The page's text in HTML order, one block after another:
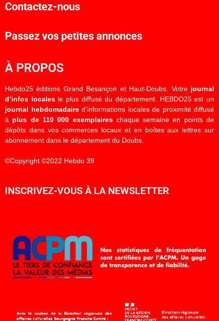
Contactez-nous
Passez vos petites annonces
À PROPOS
Hebdo25 éditions Grand Besançon et Haut-Doubs. Votre journal
d’infos localesle plus diffusé du département. HEBDO25 est un
journal hebdomadaired’informations locales de proximité diffusé
à plus de 110 000 exemplaireschaque semaine en points de
dépôts dans vos commerces locaux et en boîtes aux lettres sur
abonnement dans le département du Doubs.
©Copyright ©2022 Hebdo 39
INSCRIVEZ-VOUS À LA NEWSLETTER